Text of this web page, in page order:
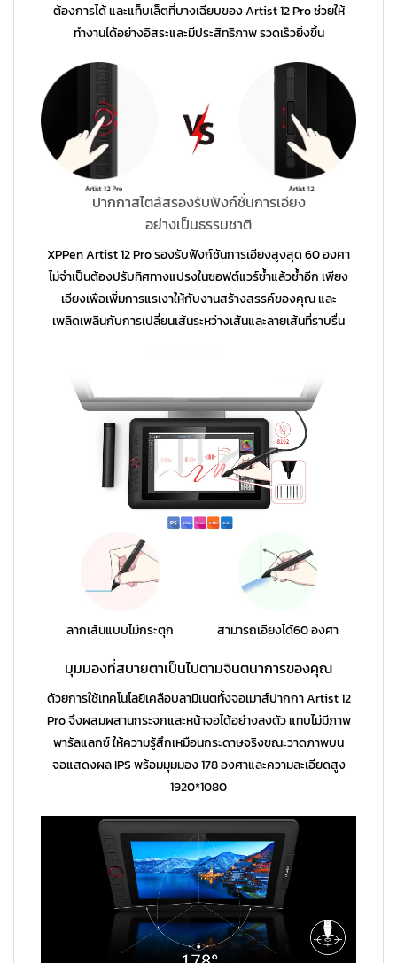
ต้องการได้ และแท็บเล็ตที่บางเฉียบของ Artist 12 Pro ช่วยให้
ทำงานได้อย่างอิสระและมีประสิทธิภาพ รวดเร็วยิ่งขึ้น
ปากกาสไตลัสรองรับฟังก์ชั่นการเอียง
อย่างเป็นธรรมชาติ
XPPen Artist 12 Pro รองรับฟังก์ชันการเอียงสูงสุด 60 องศา
ไม่จำเป็นต้องปรับทิศทางแปรงในซอฟต์แวร์ซ้ำแล้วซ้ำอีก เพียง
เอียงเพื่อเพิ่มการแรเงาให้กับงานสร้างสรรค์ของคุณ และ
เพลิดเพลินกับการเปลี่ยนเส้นระหว่างเส้นและลายเส้นที่ราบรื่น
ลากเส้นแบบไม่กระตุก สามารถเอียงได้60 องศา
มุมมองที่สบายตาเป็นไปตามจินตนาการของคุณ
ด้วยการใช้เทคโนโลยีเคลือบลามิเนตทั้งจอเมาส์ปากกา Artist 12
Pro จึงผสมผสานกระจกและหน้าจอได้อย่างลงตัว แทบไม่มีภาพ
พารัลแลกซ์ ให้ความรู้สึกเหมือนกระดาษจริงขณะวาดภาพบน
จอแสดงผล IPS พร้อมมุมมอง 178 องศาและความละเอียดสูง
1920*1080